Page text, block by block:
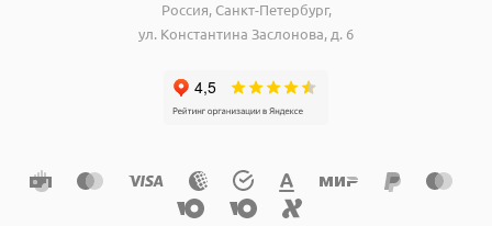
Россия, Санкт-Петербург,
ул. Константина Заслонова, д. 6